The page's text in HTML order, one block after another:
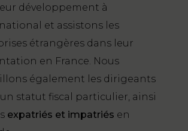
développement à
et assistons les
étrangères dans leur
en France. Nous
également les dirigeants
statut fiscal particulier, ainsi
expatriés et impatriés en